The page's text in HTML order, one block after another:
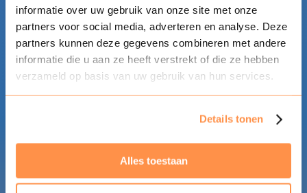
informatie over uw gebruik van onze site met onze
partners voor social media, adverteren en analyse. Deze
partners kunnen deze gegevens combineren met andere
informatie die u aan ze heeft verstrekt of die ze hebben
verzameld op basis van uw gebruik van hun services.
Details tonen
Alles toestaan
Home
Allgemeine Infos
Teilnahme